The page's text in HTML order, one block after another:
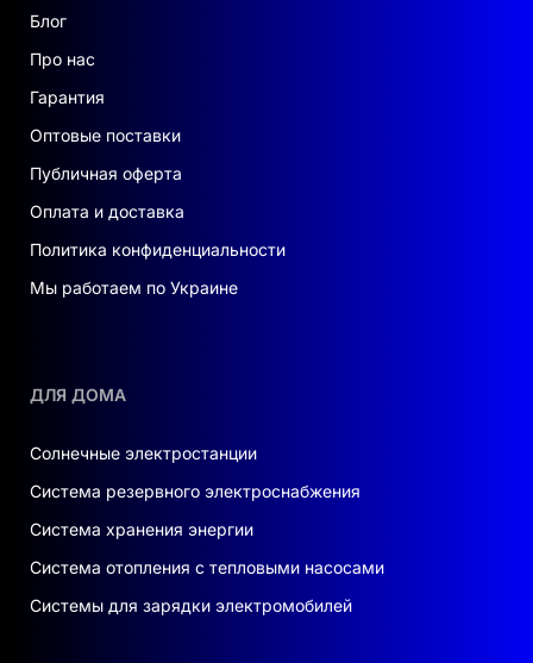
Блог
Про нас
Гарантия
Оптовые поставки
Публичная оферта
Оплата и доставка
Политика конфиденциальности
Мы работаем по Украине
ДЛЯ ДОМА
Солнечные электростанции
Система резервного электроснабжения
Система хранения энергии
Система отопления с тепловыми насосами
Системы для зарядки электромобилей